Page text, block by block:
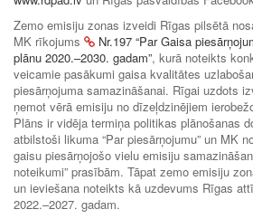
Zemo emisiju zonas izveidi Rīgas pilsētā
MK rīkojums
Nr.197 “Par Gaisa
plānu 2020.–2030. gadam”, kurā noteikts
veicamie pasākumi gaisa kvalitātes
piesārņojuma samazināšanai. Rīgai uzdots
ņemot vērā emisiju no dīzeļdzinējiem
Plāns ir vidēja termiņa politikas plānošanas
atbilstoši likuma “Par piesārņojumu” un MK
gaisu piesārņojošo vielu emisiju
noteikumi” prasībām. Tāpat zemo emisiju
un ieviešana noteikts kā uzdevums Rīgas
2022.–2027. gadam.